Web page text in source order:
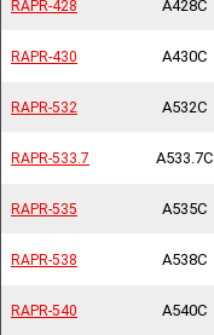
RAPR-428 A428C
RAPR-430 A430C
RAPR-532 A532C
RAPR-533.7 A533.7C
RAPR-535 A535C
RAPR-538 A538C
RAPR-540 A540C
RAPR-428
RAPR-430
RAPR-532
RAPR-533.7
RAPR-535
RAPR-538
RAPR-540